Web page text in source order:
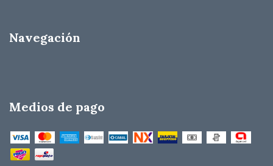
Navegación
Medios de pago